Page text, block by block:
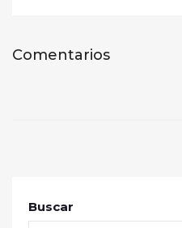
Comentarios
Buscar